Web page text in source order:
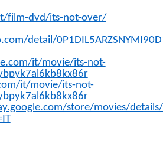
film-dvd/its-not-over/
detail/
it/movie/its-not-
it/movie/its-not-
store/movies/